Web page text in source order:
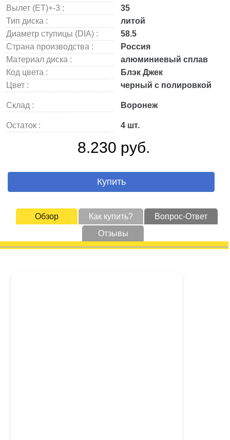
Вылет (ET)+-3 :
35
Тип диска :
литой
Диаметр ступицы (DIA) :
58.5
Страна производства :
Россия
Материал диска :
алюминиевый сплав
Код цвета :
Блэк Джек
Цвет :
черный с полировкой
Склад : Воронеж
Остаток : 4 шт.
8.230 руб.
Купить
Обзор Как купить?
Вопрос-Ответ
Отзывы